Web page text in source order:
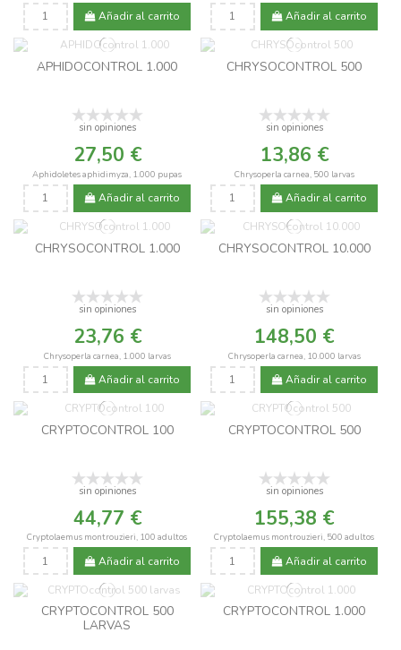
Añadir al carrito Añadir al carrito
APHIDOCONTROL 1.000
sin opiniones
27,50 €
Aphidoletes aphidimyza, 1.000 pupas
Añadir al carrito
CHRYSOCONTROL 500
sin opiniones
13,86 €
Chrysoperla carnea, 500 larvas
Añadir al carrito
CHRYSOCONTROL 1.000
sin opiniones
23,76 €
Chrysoperla carnea, 1.000 larvas
Añadir al carrito
CHRYSOCONTROL 10.000
sin opiniones
148,50 €
Chrysoperla carnea, 10.000 larvas
Añadir al carrito
CRYPTOCONTROL 100
sin opiniones
44,77 €
Cryptolaemus montrouzieri, 100 adultos
Añadir al carrito
CRYPTOCONTROL 500
sin opiniones
155,38 €
Cryptolaemus montrouzieri, 500 adultos
Añadir al carrito
CRYPTOCONTROL 500
LARVAS
CRYPTOCONTROL 1.000